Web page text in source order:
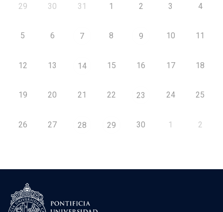
29 30 31 1 2 3 4
5 6 7 8 9 10 11
12 13 14 15 16 17 18
19 20 21 22 23 24 25
26 27 28 29 30 1 2